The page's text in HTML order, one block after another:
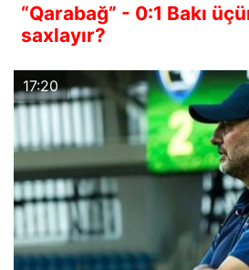
“Qarabağ” - 0:1 Bakı
saxlayır?
17:20